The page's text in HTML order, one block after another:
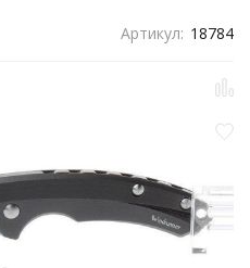
Артикул: 18784